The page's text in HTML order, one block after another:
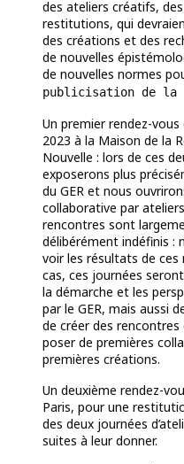
des ateliers créatifs,
restitutions, qui
des créations et des
de nouvelles
de nouvelles normes
publicisation de la
Un premier rendez-
2023 à la Maison de la
Nouvelle : lors de ces
exposerons plus
du GER et nous
collaborative par
rencontres sont
délibérément indéfinis :
voir les résultats de
cas, ces journées seront
la démarche et les
par le GER, mais aussi
de créer des
poser de premières
premières créations.
Un deuxième rendez-
Paris, pour une
des deux journées
suites à leur donner.